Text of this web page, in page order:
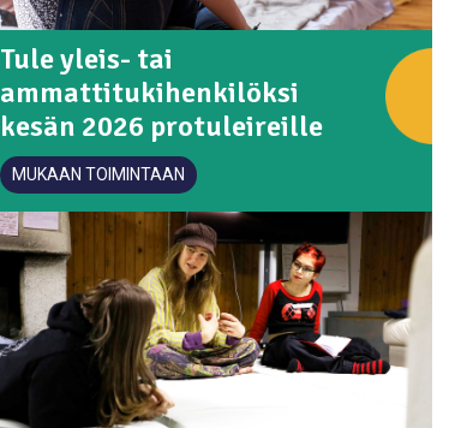
Tule yleis- tai
ammattitukihenkilöksi
kesän 2026 protuleireille
MUKAAN TOIMINTAAN